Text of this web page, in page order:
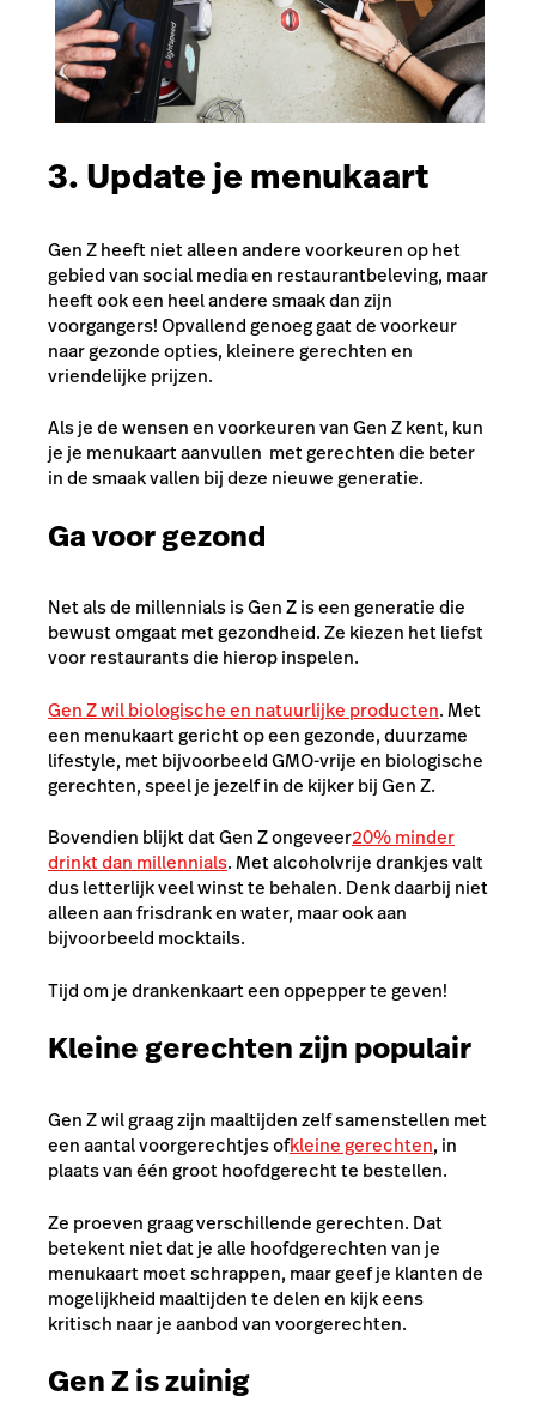
3. Update je menukaart
Gen Z heeft niet alleen andere voorkeuren op het
gebied van social media en restaurantbeleving, maar
heeft ook een heel andere smaak dan zijn
voorgangers! Opvallend genoeg gaat de voorkeur
naar gezonde opties, kleinere gerechten en
vriendelijke prijzen.
Als je de wensen en voorkeuren van Gen Z kent, kun
je je menukaart aanvullen met gerechten die beter
in de smaak vallen bij deze nieuwe generatie.
Ga voor gezond
Net als de millennials is Gen Z is een generatie die
bewust omgaat met gezondheid. Ze kiezen het liefst
voor restaurants die hierop inspelen.
Gen Z wil biologische en natuurlijke producten. Met
een menukaart gericht op een gezonde, duurzame
lifestyle, met bijvoorbeeld GMO-vrije en biologische
gerechten, speel je jezelf in de kijker bij Gen Z.
Bovendien blijkt dat Gen Z ongeveer20% minder
drinkt dan millennials. Met alcoholvrije drankjes valt
dus letterlijk veel winst te behalen. Denk daarbij niet
alleen aan frisdrank en water, maar ook aan
bijvoorbeeld mocktails.
Tijd om je drankenkaart een oppepper te geven!
Kleine gerechten zijn populair
Gen Z wil graag zijn maaltijden zelf samenstellen met
een aantal voorgerechtjes ofkleine gerechten, in
plaats van één groot hoofdgerecht te bestellen.
Ze proeven graag verschillende gerechten. Dat
betekent niet dat je alle hoofdgerechten van je
menukaart moet schrappen, maar geef je klanten de
mogelijkheid maaltijden te delen en kijk eens
kritisch naar je aanbod van voorgerechten.
Gen Z is zuinig